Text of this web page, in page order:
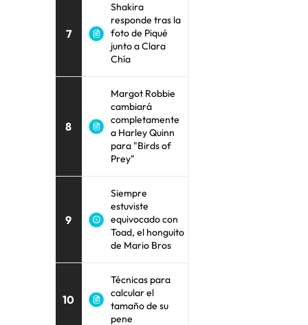
7
Shakira
responde tras la
foto de Piqué
junto a Clara
Chía
8
Margot Robbie
cambiará
completamente
a Harley Quinn
para "Birds of
Prey"
9
Siempre
estuviste
equivocado con
Toad, el honguito
de Mario Bros
10
Técnicas para
calcular el
tamaño de su
pene